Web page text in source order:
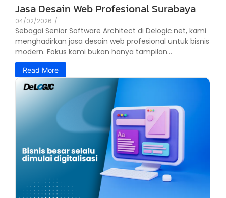
Jasa Desain Web Profesional Surabaya
04/02/2026 /
Sebagai Senior Software Architect di Delogic.net, kami
menghadirkan jasa desain web profesional untuk bisnis
modern. Fokus kami bukan hanya tampilan...
Read More